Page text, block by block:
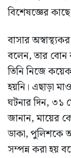
বিশেষজ্ঞের
বাসার
বলেন, তার বোন
তিনি নিজে
হয়নি। এছাড়া
ঘটনার দিন, ৩১
জানান, মায়ের
ডাকা, পুলিশকে
সম্পন্ন করা হয়